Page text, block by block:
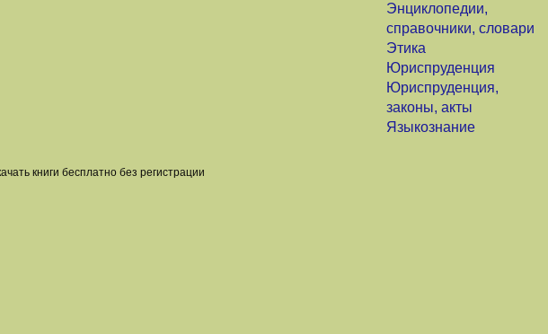
Энциклопедии,
справочники, словари
Этика
Юриспруденция
Юриспруденция,
законы, акты
Языкознание
книги бесплатно без регистрации